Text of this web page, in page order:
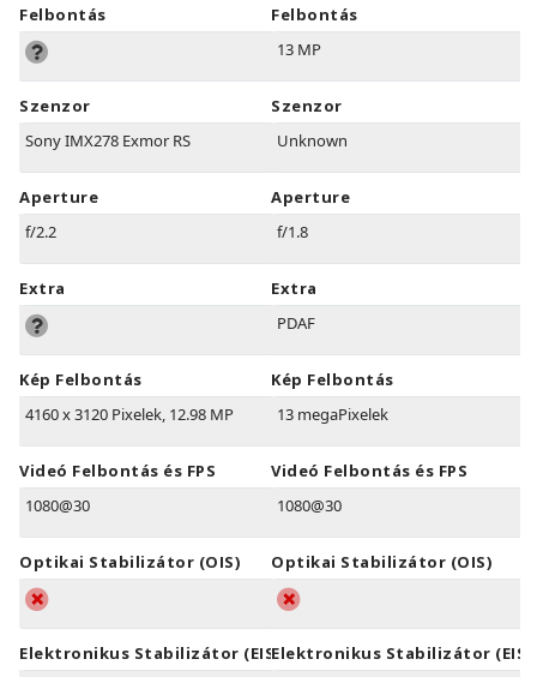
Felbontás
Szenzor
Sony IMX278 Exmor RS
Aperture
f/2.2
Extra
Kép Felbontás
4160 x 3120 Pixelek, 12.98 MP
Videó Felbontás és FPS
1080@30
Optikai Stabilizátor (OIS)
Elektronikus Stabilizátor (EIS)
Felbontás
13 MP
Szenzor
Unknown
Aperture
f/1.8
Extra
PDAF
Kép Felbontás
13 megaPixelek
Videó Felbontás és FPS
1080@30
Optikai Stabilizátor (OIS)
Elektronikus Stabilizátor (EIS)